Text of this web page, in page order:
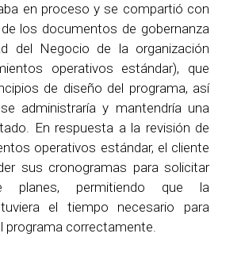
en proceso y se compartió con
los documentos de gobernanza
del Negocio de la organización
operativos estándar), que
de diseño del programa, así
administraría y mantendría una
En respuesta a la revisión de
operativos estándar, el cliente
sus cronogramas para solicitar
planes, permitiendo que la
el tiempo necesario para
programa correctamente.